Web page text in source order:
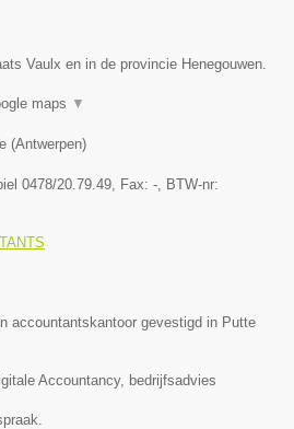
Vaulx en in de provincie Henegouwen.
maps ▼
(Antwerpen)
0478/20.79.49 , Fax: - , BTW-nr:
accountantskantoor gevestigd in Putte
Accountancy, bedrijfsadvies